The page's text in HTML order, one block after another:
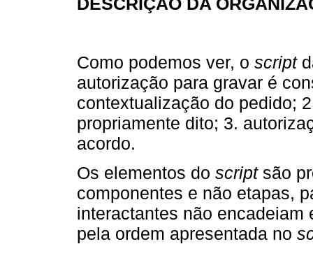
Como podemos ver, o script
autorização para gravar é
contextualização do pedido;
propriamente dito; 3.
acordo.
Os elementos do scriptsão
componentes e não etapas,
interactantes não
pela ordem apresentada no